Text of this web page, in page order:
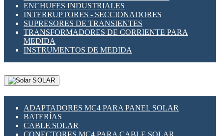
ENCHUFES INDUSTRIALES
INTERRUPTORES - SECCIONADORES
SUPRESORES DE TRANSIENTES
TRANSFORMADORES DE CORRIENTE PARA
MEDIDA
INSTRUMENTOS DE MEDIDA
SOLAR
ADAPTADORES MC4 PARA PANEL SOLAR
BATERÍAS
CABLE SOLAR